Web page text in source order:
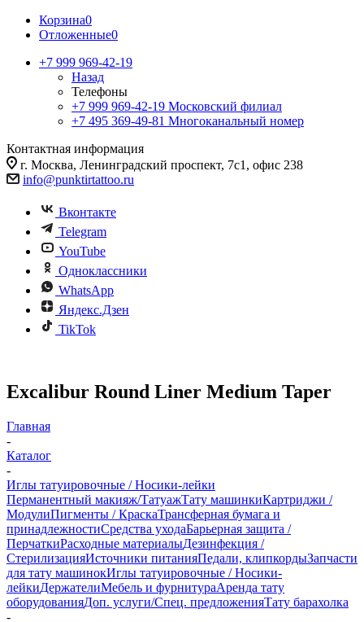
Корзина0
Отложенные0
+7 999 969-42-19
Назад
Телефоны
+7 999 969-42-19 Московский филиал
+7 495 369-49-81 Многоканальный номер
Контактная информация
г. Москва, Ленинградский проспект, 7с1, офис 238
info@punktirtattoo.ru
Вконтакте
Telegram
YouTube
Одноклассники
WhatsApp
Яндекс.Дзен
TikTok
Excalibur Round Liner Medium Taper
Главная
-
Каталог
-
Иглы татуировочные / Носики-лейки
Перманентный макияж/ТатуажТату машинкиКартриджи /
МодулиПигменты / КраскаТрансферная бумага и
принадлежностиСредства уходаБарьерная защита /
ПерчаткиРасходные материалыДезинфекция /
СтерилизацияИсточники питанияПедали, клипкордыЗапчасти
для тату машинокИглы татуировочные / Носики-
лейкиДержателиМебель и фурнитураАренда тату
оборудованияДоп. услуги/Спец. предложенияТату барахолка
-